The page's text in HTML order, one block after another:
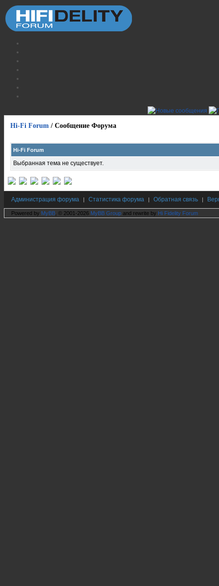
Hi-Fi Forum / Сообщение Форума
Hi-Fi Forum
Выбранная тема не существует.
Администрация форума | Статистика форума | Обратная связь |
Powered by MyBB , © 2001-2026 MyBB Group and rewrite by Hi Fidelity Forum